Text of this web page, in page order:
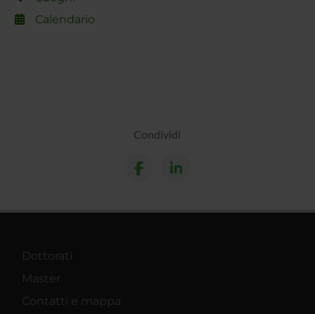
Calendario
Condividi
Dottorati
Master
Contatti e mappa